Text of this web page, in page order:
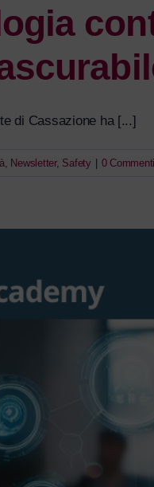
di Cassazione ha [...]
Newsletter, Safety 0 Commenti